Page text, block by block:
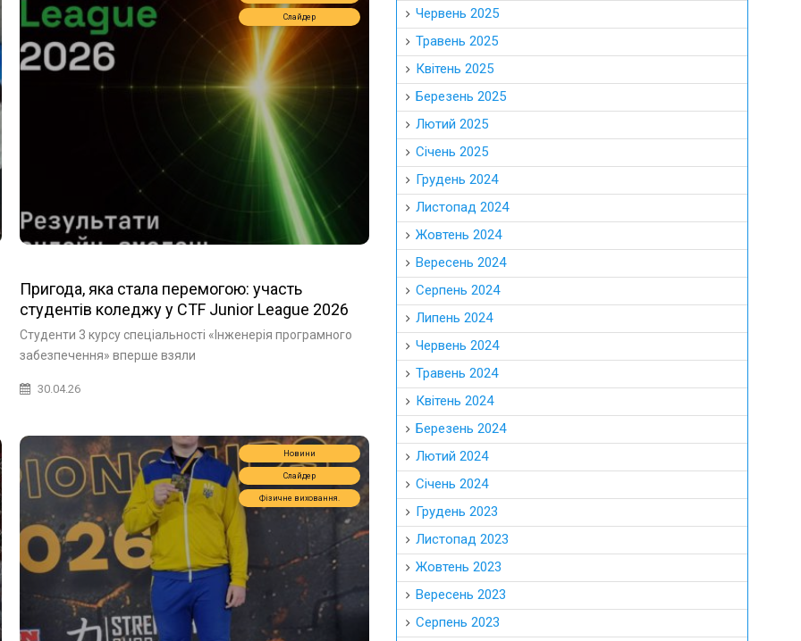
Слайдер
Пригода, яка стала перемогою: участь
студентів коледжу у CTF Junior League 2026
Студенти 3 курсу спеціальності «Інженерія програмного
забезпечення» вперше взяли
30.04.26
Новини
Слайдер
Фізичне виховання.
Червень 2025
Травень 2025
Квітень 2025
Березень 2025
Лютий 2025
Січень 2025
Грудень 2024
Листопад 2024
Жовтень 2024
Вересень 2024
Серпень 2024
Липень 2024
Червень 2024
Травень 2024
Квітень 2024
Березень 2024
Лютий 2024
Січень 2024
Грудень 2023
Листопад 2023
Жовтень 2023
Вересень 2023
Серпень 2023